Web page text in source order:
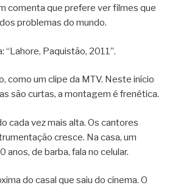
comenta que prefere ver filmes que
problemas do mundo.
“Lahore, Paquistão, 2011”.
como um clipe da MTV. Neste início
são curtas, a montagem é frenética.
cada vez mais alta. Os cantores
cresce. Na casa, um
anos, de barba, fala no celular.
do casal que saiu do cinema. O